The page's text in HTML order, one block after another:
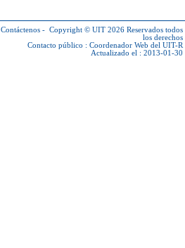
Contáctenos - Copyright © UIT 2026 Reservados todos
los derechos
Contacto público : Coordenador Web del UIT-R
Actualizado el : 2013-01-30